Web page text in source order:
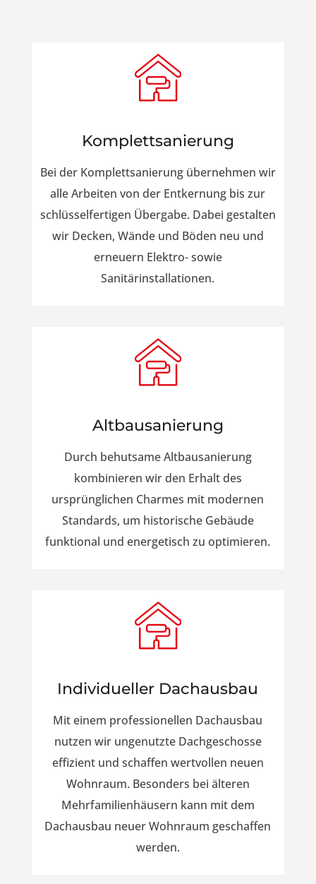
Komplettsanierung
Bei der Komplettsanierung übernehmen wir
alle Arbeiten von der Entkernung bis zur
schlüsselfertigen Übergabe. Dabei gestalten
wir Decken, Wände und Böden neu und
erneuern Elektro- sowie
Sanitärinstallationen.
Altbausanierung
Durch behutsame Altbausanierung
kombinieren wir den Erhalt des
ursprünglichen Charmes mit modernen
Standards, um historische Gebäude
funktional und energetisch zu optimieren.
Individueller Dachausbau
Mit einem professionellen Dachausbau
nutzen wir ungenutzte Dachgeschosse
effizient und schaffen wertvollen neuen
Wohnraum. Besonders bei älteren
Mehrfamilienhäusern kann mit dem
Dachausbau neuer Wohnraum geschaffen
werden.